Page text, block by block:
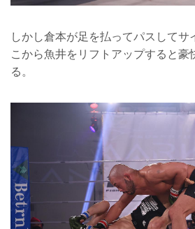
しかし倉本が足を払ってパスしてサ
こから魚井をリフトアップすると豪
る。